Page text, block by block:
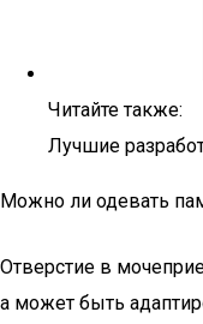
Читайте также:
Лучшие
Можно ли одевать
Отверстие в
а может быть